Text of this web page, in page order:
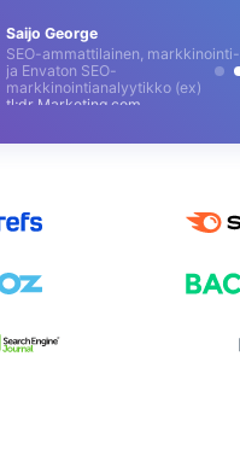
Saijo George
SEO-ammattilainen, markkinointi-
ja Envaton SEO-
markkinointianalyytikko (ex)
tl;dr Marketing.com